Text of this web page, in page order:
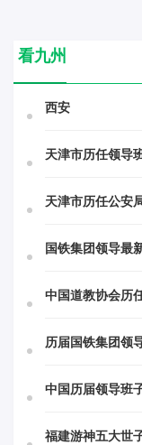
看九州
西安
天津市历任领导
天津市历任公安
国铁集团领导最
中国道教协会历
历届国铁集团领
中国历届领导班
福建游神五大世